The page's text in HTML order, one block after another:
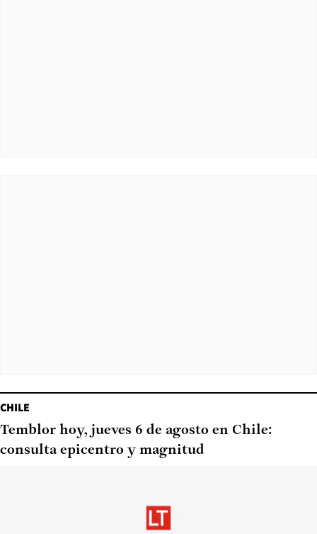
CHILE
Temblor hoy, jueves 6 de agosto en Chile:
consulta epicentro y magnitud